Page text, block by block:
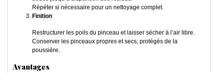
Répéter si nécessaire pour un nettoyage complet.
Finition
Restructurer les poils du pinceau et laisser sécher à l’air libre.
Conserver les pinceaux propres et secs, protégés de la
poussière.
Avantages